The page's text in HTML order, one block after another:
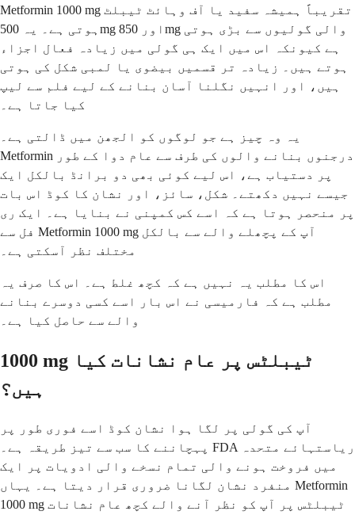
Metformin 1000 mg تقریباً ہمیشہ سفید یا آف وہائٹ ٹیبلٹ
ہوتی ہے۔ یہ 500mg اور 850mg والی گولیوں سے بڑی ہوتی
ہے کیونکہ اس میں ایک ہی گولی میں زیادہ فعال اجزاء
ہوتے ہیں۔ زیادہ تر قسمیں بیضوی یا لمبی شکل کی ہوتی
ہیں، اور انہیں نگلنا آسان بنانے کے لیے فلم سے لیپ
کیا جاتا ہے۔
یہ وہ چیز ہے جو لوگوں کو الجھن میں ڈالتی ہے۔
Metformin درجنوں بنانے والوں کی طرف سے عام دوا کے طور
پر دستیاب ہے، اس لیے کوئی بھی دو برانڈ بالکل ایک
جیسے نہیں دکھتے۔ شکل، سائز، اور نشان کا کوڈ اس بات
پر منحصر ہوتا ہے کہ اسے کس کمپنی نے بنایا ہے۔ ایک ری
فل سے Metformin 1000 mg آپ کے پچھلے والے سے بالکل
مختلف نظر آسکتی ہے۔
اس کا مطلب یہ نہیں ہے کہ کچھ غلط ہے۔ اس کا صرف یہ
مطلب ہے کہ فارمیسی نے اس بار اسے کسی دوسرے بنانے
والے سے حاصل کیا ہے۔
1000 mg ٹیبلٹس پر عام نشانات کیا
ہیں؟
آپ کی گولی پر لگا ہوا نشان کوڈ اسے فوری طور پر
پہچاننے کا سب سے تیز طریقہ ہے۔ FDA ریاستہائے متحدہ
میں فروخت ہونے والی تمام نسخے والی ادویات پر ایک
منفرد نشان لگانا ضروری قرار دیتا ہے۔ یہاں Metformin
1000 mg ٹیبلٹس پر آپ کو نظر آنے والے کچھ عام نشانات